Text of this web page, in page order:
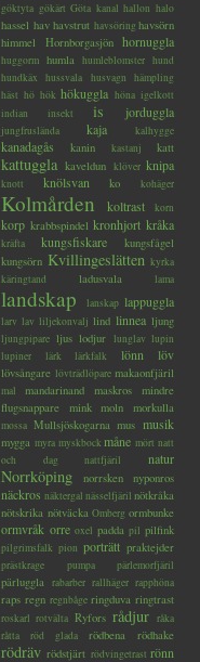
göktyta gökärt Göta kanal hallon halo
hassel hav havstrut havsöring havsörn
himmel
Hornborgasjön hornuggla
huggorm humla humleblomster hund
hundkäx
hussvala husvagn
hämpling
häst hö hök hökuggla höna igelkott
indian
insekt is jorduggla
jungfruslända kaja kalhygge
kanadagås kanin kastanj katt
kattuggla kaveldun klöver knipa
knott knölsvan ko kohäger
Kolmården koltrast korn
korp krabbspindel kronhjort kråka
kräfta kungsfiskare
kungsfågel
kungsörn Kvillingeslätten kyrka
käringtand
ladusvala lama
landskap lanskap lappuggla
larv lav liljekonvalj lind linnea ljung
ljungpipare ljus lodjur lunglav lupin
lupiner
lärk lärkfalk lönn löv
lövsångare lövträdlöpare makaonfjäril
mal mandarinand maskros
mindre
flugsnappare
mink moln morkulla
mossa Mullsjöskogarna mus musik
mygga myra myskbock måne mört natt
och dag
nattfjäril natur
Norrköping norrsken nyponros
näckros näktergal nässelfjäril nötkråka
nötskrika nötväcka Omberg ormbunke
ormvråk orre oxel padda pil pilfink
pilgrimsfalk pion porträtt praktejder
prästkrage pumpa pärlemorfjäril
pärluggla rabarber rallhäger rapphöna
raps regn regnbåge ringduva ringtrast
roskarl rotvälta Ryfors rådjur råka
råtta
röd glada rödbena rödhake
rödräv rödstjärt rödvingetrast rönn